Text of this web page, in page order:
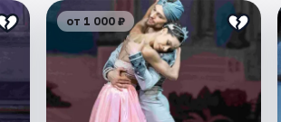
от 1 000 ₽